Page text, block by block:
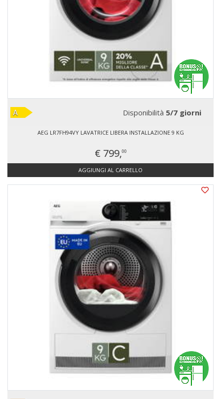
Disponibilità 5/7 giorni
AEG LR7FH94VY LAVATRICE LIBERA INSTALLAZIONE 9 KG
€ 799,00
AGGIUNGI AL CARRELLO